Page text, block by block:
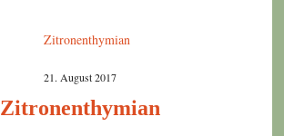
21. August 2017
Zitronenthymian